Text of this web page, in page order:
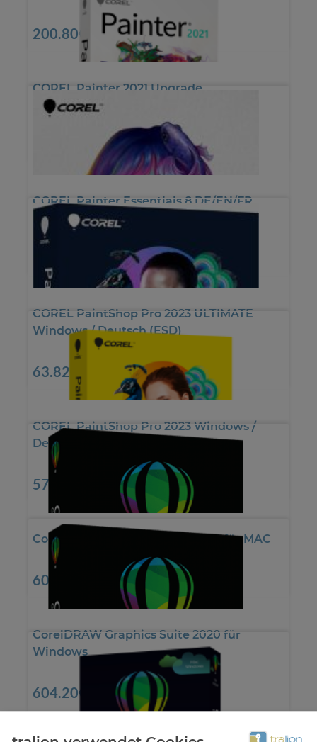
200.80€
COREL Painter 2021 Upgrade
Windows/Mac DE/EN/FR (ESD)
COREL Painter Essentials 8 DE/EN/FR
(ESD)
COREL PaintShop Pro 2023 ULTIMATE
Windows / Deutsch (ESD)
63.82€
COREL PaintShop Pro 2023 Windows /
Deutsch (ESD)
57.94€
CorelDRAW Graphics Suite 2020 für MAC
604.20€
CorelDRAW Graphics Suite 2020 für
Windows
604.20€